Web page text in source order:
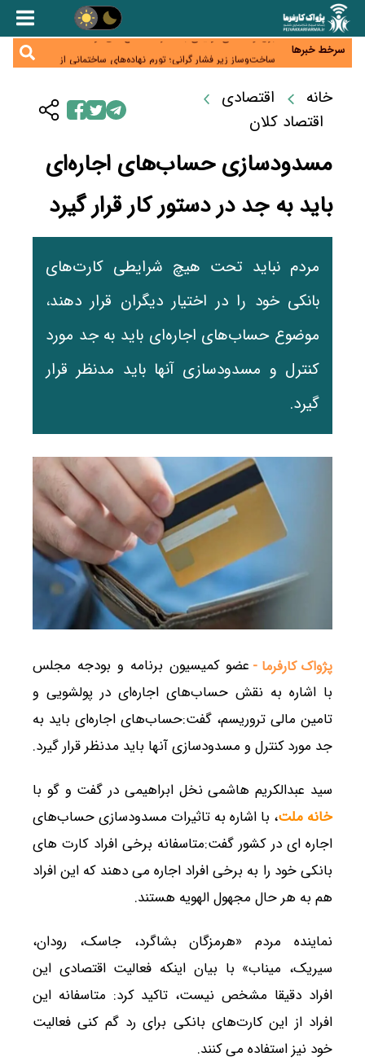
سرخط خبرها
هشدار بانک مرکزی درباره اعتباردهی دیجیتال؛ «الان بخر،
بعداً پرداخت کن» زیر ذره‌بین ریسک بدهی
برق واحدهای تولیدی بدهکار فعلاً قطع نمی‌شود
ساخت‌وساز زیر فشار گرانی؛ تورم نهاده‌های ساختمانی از
۱۰۶ درصد گذشت
با افزایش اعتبار ممکن نیست؟
احراز سکونت مشمولان کالابرگ آغاز شد؛ مهلت تا پایان
شهریور
خانه
اقتصادی
اقتصاد کلان
مسدودسازی حساب‌های اجاره‌ای
باید به جد در دستور کار قرار گیرد
مردم نباید تحت هیچ شرایطی کارت‌های
بانکی خود را در اختیار دیگران قرار دهند،
موضوع حساب‌های اجاره‌ای باید به جد مورد
کنترل و مسدودسازی آنها باید مدنظر قرار
گیرد.
پژواک کارفرما - عضو کمیسیون برنامه و بودجه مجلس
با اشاره به نقش حساب‌های اجاره‌ای در پولشویی و
تامین مالی تروریسم، گفت:حساب‌های اجاره‌ای باید به
جد مورد کنترل و مسدودسازی آنها باید مدنظر قرار گیرد.
سید عبدالکریم هاشمی نخل ابراهیمی در گفت و گو با
خانه ملت، با اشاره به تاثیرات مسدودسازی حساب‌های
اجاره ای در کشور گفت:متاسفانه برخی افراد کارت های
بانکی خود را به برخی افراد اجاره می دهند که این افراد
هم به هر حال مجهول الهویه هستند.
نماینده مردم «هرمزگان بشاگرد، جاسک، رودان،
سیریک، میناب» با بیان اینکه فعالیت اقتصادی این
افراد دقیقا مشخص نیست، تاکید کرد: متاسفانه این
افراد از این کارت‌های بانکی برای رد گم کنی فعالیت
خود نیز استفاده می کنند.